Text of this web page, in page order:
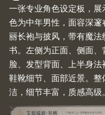
一张专业角色设定板，
色为中年男性，面容深
丽长袍与披风，带有魔
书。左侧为正面、侧面、
脸、发型背面、上半身法
鞋靴细节、面部近景。
洁，细节丰富，质感高级